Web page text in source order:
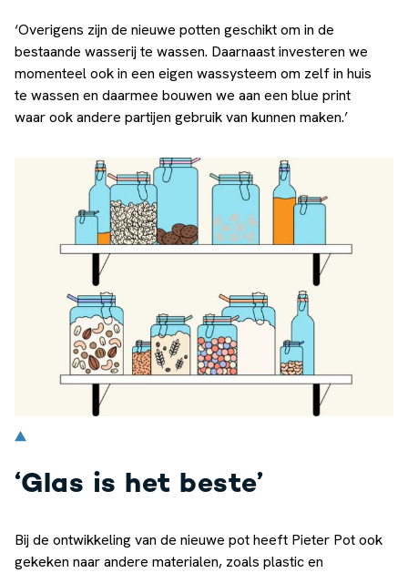
‘Overigens zijn de nieuwe potten geschikt om in de
bestaande wasserij te wassen. Daarnaast investeren we
momenteel ook in een eigen wassysteem om zelf in huis
te wassen en daarmee bouwen we aan een blue print
waar ook andere partijen gebruik van kunnen maken.’
‘Glas is het beste’
Bij de ontwikkeling van de nieuwe pot heeft Pieter Pot ook
gekeken naar andere materialen, zoals plastic en